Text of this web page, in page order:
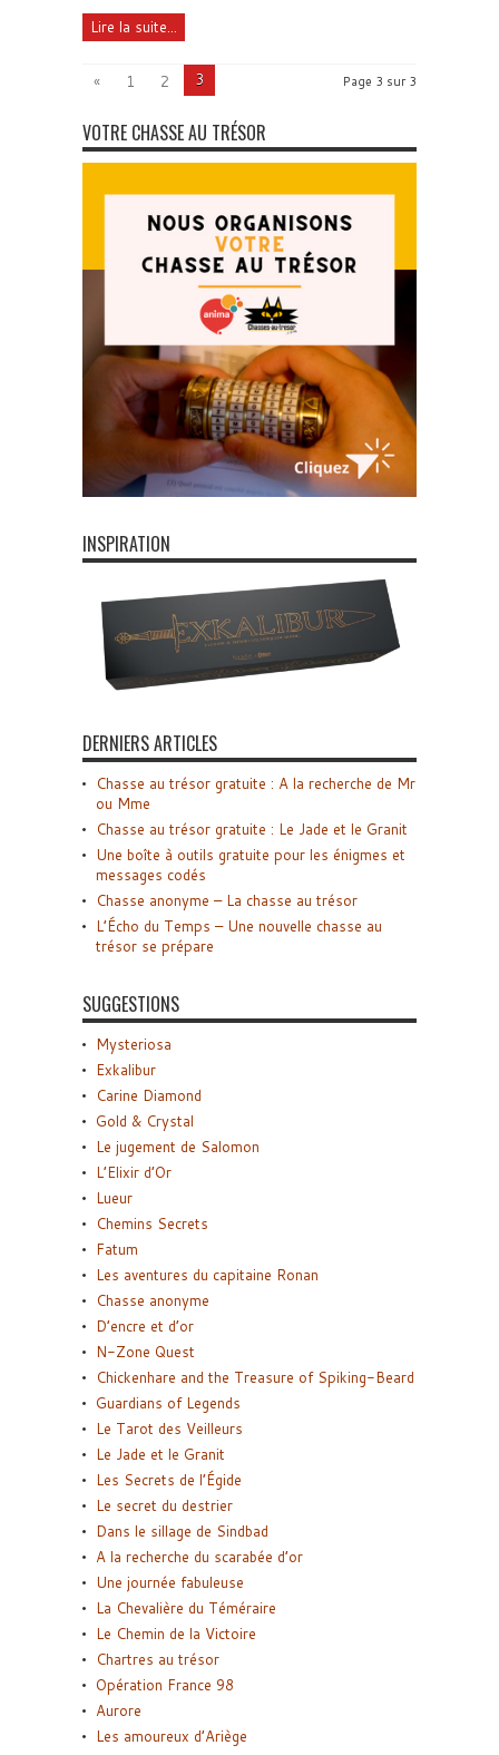
Lire la suite...
Page 3 sur 3
« 1 2 3
VOTRE CHASSE AU TRÉSOR
INSPIRATION
DERNIERS ARTICLES
Chasse au trésor gratuite : A la recherche de Mr
ou Mme
Chasse au trésor gratuite : Le Jade et le Granit
Une boîte à outils gratuite pour les énigmes et
messages codés
Chasse anonyme – La chasse au trésor
L’Écho du Temps – Une nouvelle chasse au
trésor se prépare
SUGGESTIONS
Mysteriosa
Exkalibur
Carine Diamond
Gold & Crystal
Le jugement de Salomon
L’Elixir d’Or
Lueur
Chemins Secrets
Fatum
Les aventures du capitaine Ronan
Chasse anonyme
D’encre et d’or
N-Zone Quest
Chickenhare and the Treasure of Spiking-Beard
Guardians of Legends
Le Tarot des Veilleurs
Le Jade et le Granit
Les Secrets de l’Égide
Le secret du destrier
Dans le sillage de Sindbad
A la recherche du scarabée d’or
Une journée fabuleuse
La Chevalière du Téméraire
Le Chemin de la Victoire
Chartres au trésor
Opération France 98
Aurore
Les amoureux d’Ariège